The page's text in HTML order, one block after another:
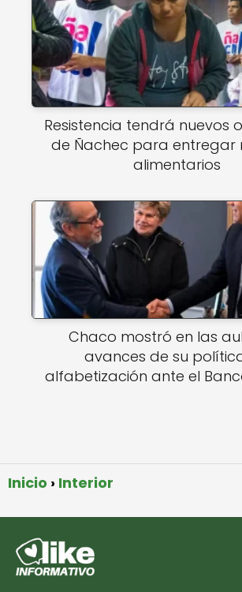
Resistencia tendrá nuevos
de Ñachec para entregar
alimentarios
Chaco mostró en las
avances de su
alfabetización ante el
Inicio Interior